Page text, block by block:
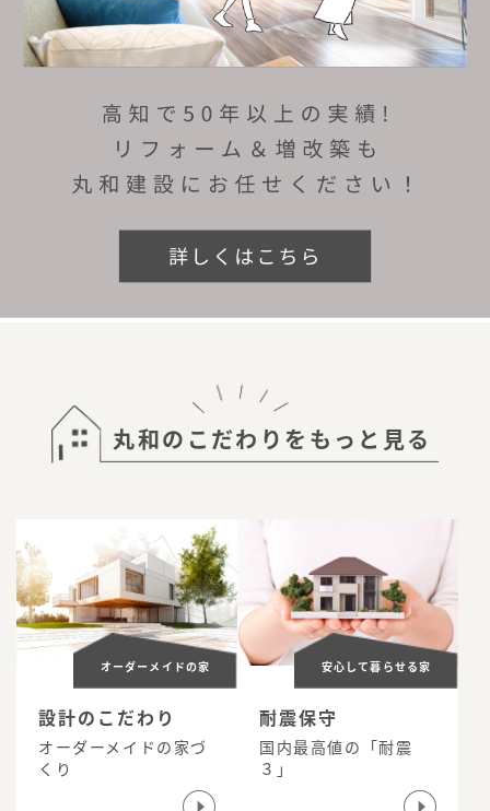
丸和のこだわりをもっと見る
オーダーメイドの家
設計のこだわり
オーダーメイドの家づ
くり
安心して暮らせる家
耐震保守
国内最高値の「耐震
３」